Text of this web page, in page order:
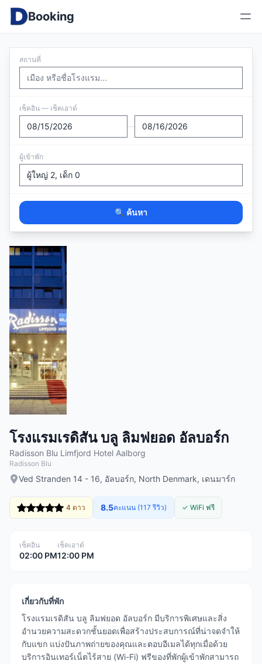
Booking
สถานที่
เช็คอิน — เช็คเอาต์
—
ผู้เข้าพัก
🔍 ค้นหา
โรงแรมเรดิสัน บลู ลิมฟยอด อัลบอร์ก
Radisson Blu Limfjord Hotel Aalborg
Radisson Blu
Ved Stranden 14 - 16, อัลบอร์ก, North Denmark, เดนมาร์ก
4 ดาว 8.5คะแนน (117 รีวิว) ✓ WiFi ฟรี
เช็คอิน
02:00 PM
เช็คเอาต์
12:00 PM
เกี่ยวกับที่พัก
โรงแรมเรดิสัน บลู ลิมฟยอด อัลบอร์ก มีบริการพิเศษและสิ่ง
อำนวยความสะดวกชั้นยอดเพื่อสร้างประสบการณ์ที่น่าจดจำให้
กับแขก แบ่งปันภาพถ่ายของคุณและตอบอีเมลได้ทุกเมื่อด้วย
บริการอินเทอร์เน็ตไร้สาย (Wi-Fi) ฟรีของที่พักผู้เข้าพักสามารถ